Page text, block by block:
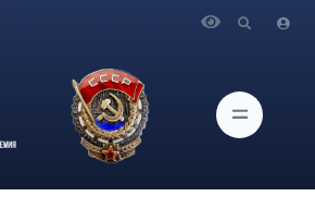
посвященное Дню рождения